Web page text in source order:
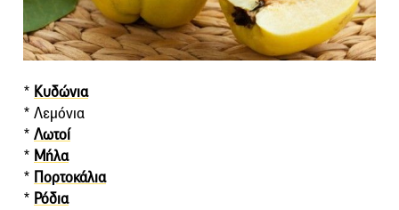
* Κυδώνια
* Λεμόνια
* Λωτοί
* Μήλα
* Πορτοκάλια
* Ρόδια